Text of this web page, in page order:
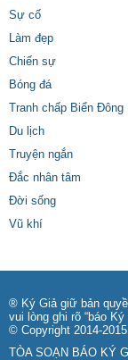
Sự cố
Làm đẹp
Chiến sự
Bóng đá
Tranh chấp Biển Đông
Du lịch
Truyện ngắn
Đắc nhân tâm
Đời sống
Vũ khí
® Ký Giả giữ bản
vui lòng ghi rõ “báo Ký
© Copyright 2014-
TÒA SOẠN BÁO KÝ